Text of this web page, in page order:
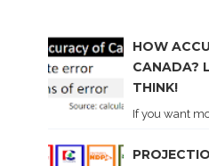
HOW
CANADA?
THINK!
If you want